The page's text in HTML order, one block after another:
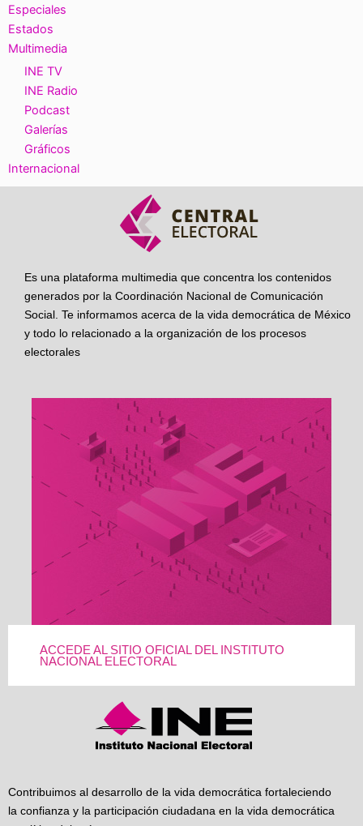
Especiales
Estados
Multimedia
INE TV
INE Radio
Podcast
Galerías
Gráficos
Internacional
Es una plataforma multimedia que concentra los contenidos
generados por la Coordinación Nacional de Comunicación
Social. Te informamos acerca de la vida democrática de México
y todo lo relacionado a la organización de los procesos
electorales
ACCEDE AL SITIO OFICIAL DEL INSTITUTO
NACIONAL ELECTORAL
Contribuimos al desarrollo de la vida democrática fortaleciendo
la confianza y la participación ciudadana en la vida democrática